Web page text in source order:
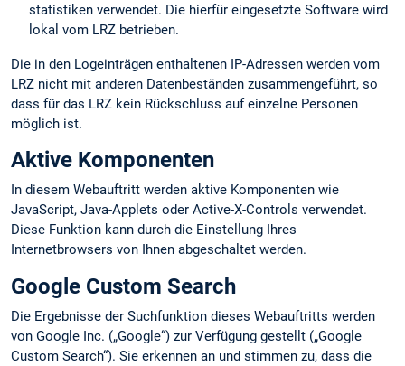
statistiken verwendet. Die hierfür eingesetzte Software wird
lokal vom LRZ betrieben.
Die in den Logeinträgen enthaltenen IP-Adressen werden vom
LRZ nicht mit anderen Datenbeständen zusammengeführt, so
dass für das LRZ kein Rückschluss auf einzelne Personen
möglich ist.
Aktive Komponenten
In diesem Webauftritt werden aktive Komponenten wie
JavaScript, Java-Applets oder Active-X-Controls verwendet.
Diese Funktion kann durch die Einstellung Ihres
Internetbrowsers von Ihnen abgeschaltet werden.
Google Custom Search
Die Ergebnisse der Suchfunktion dieses Webauftritts werden
von Google Inc. („Google“) zur Verfügung gestellt („Google
Custom Search“). Sie erkennen an und stimmen zu, dass die